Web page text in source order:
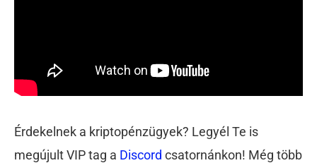
Érdekelnek a kriptopénzügyek? Legyél Te is
megújult VIP tag a Discord csatornánkon! Még több